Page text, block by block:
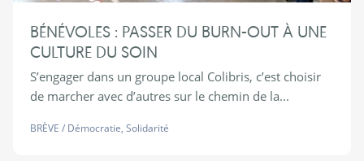
BÉNÉVOLES : PASSER DU BURN-OUT À UNE
CULTURE DU SOIN
S’engager dans un groupe local Colibris, c’est choisir
de marcher avec d’autres sur le chemin de la...
BRÈVE / Démocratie, Solidarité